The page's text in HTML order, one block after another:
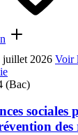
juillet 2026 Voir
(Bac)
des